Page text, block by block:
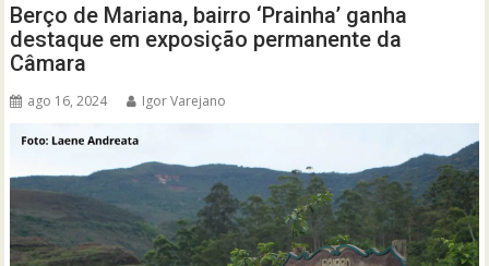
Berço de Mariana, bairro ‘Prainha’ ganha
destaque em exposição permanente da
Câmara
ago 16, 2024 Igor Varejano